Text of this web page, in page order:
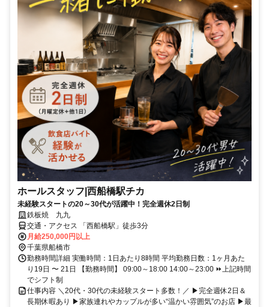
ホールスタッフ|西船橋駅チカ
未経験スタートの20～30代が活躍中！完全週休2日制
鉄板焼 九九
交通・アクセス 「西船橋駅」徒歩3分
月給250,000円以上
千葉県船橋市
勤務時間詳細 実働時間：1日あたり8時間 平均勤務日数：1ヶ月あた
り19日 〜 21日 【勤務時間】 09:00～18:00 14:00～23:00 ⏩上記時間
でシフト制
仕事内容 ＼20代・30代の未経験スタート多数！／ ▶完全週休2日＆
長期休暇あり ▶家族連れやカップルが多い“温かい雰囲気”のお店 ▶最